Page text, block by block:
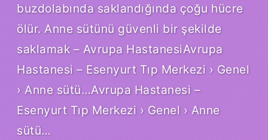
buzdolabında saklandığında çoğu hücre
ölür. Anne sütünü güvenli bir şekilde
saklamak – Avrupa HastanesiAvrupa
Hastanesi – Esenyurt Tıp Merkezi › Genel
› Anne sütü…Avrupa Hastanesi –
Esenyurt Tıp Merkezi › Genel › Anne
sütü…